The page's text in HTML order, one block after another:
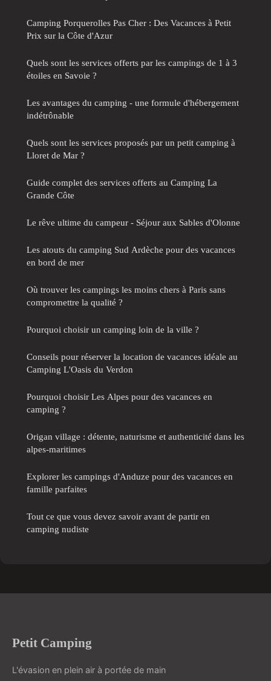
Camping Porquerolles Pas Cher : Des Vacances à Petit
Prix sur la Côte d'Azur
Quels sont les services offerts par les campings de 1 à 3
étoiles en Savoie ?
Les avantages du camping - une formule d'hébergement
indétrônable
Quels sont les services proposés par un petit camping à
Lloret de Mar ?
Guide complet des services offerts au Camping La
Grande Côte
Le rêve ultime du campeur - Séjour aux Sables d'Olonne
Les atouts du camping Sud Ardèche pour des vacances
en bord de mer
Où trouver les campings les moins chers à Paris sans
compromettre la qualité ?
Pourquoi choisir un camping loin de la ville ?
Conseils pour réserver la location de vacances idéale au
Camping L'Oasis du Verdon
Pourquoi choisir Les Alpes pour des vacances en
camping ?
Origan village : détente, naturisme et authenticité dans les
alpes-maritimes
Explorer les campings d'Anduze pour des vacances en
famille parfaites
Tout ce que vous devez savoir avant de partir en
camping nudiste
Petit Camping
L'évasion en plein air à portée de main